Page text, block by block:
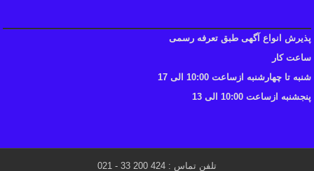
پذیرش انواع آگهی طبق تعرفه رسمی
ساعت کار
شنبه تا چهارشنبه ازساعت 10:00 الی 17
پنجشنبه ازساعت 10:00 الی 13
تلفن تماس : 424 200 33 - 021